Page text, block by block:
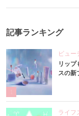
記事ランキング
ビュー
リッ
スの新
ライフ